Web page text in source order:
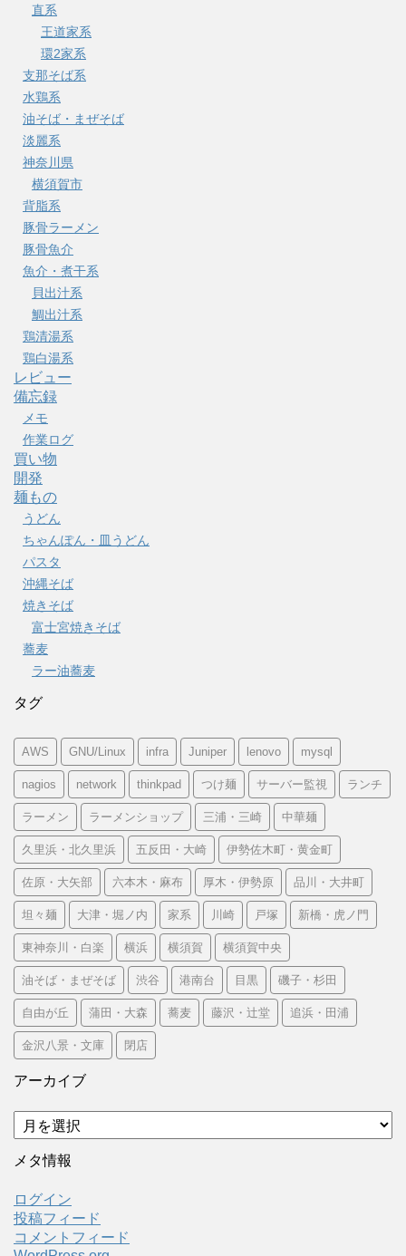
直系
王道家系
環2家系
支那そば系
水鶏系
油そば・まぜそば
淡麗系
神奈川県
横須賀市
背脂系
豚骨ラーメン
豚骨魚介
魚介・煮干系
貝出汁系
鯛出汁系
鶏清湯系
鶏白湯系
レビュー
備忘録
メモ
作業ログ
買い物
開発
麺もの
うどん
ちゃんぽん・皿うどん
パスタ
沖縄そば
焼きそば
富士宮焼きそば
蕎麦
ラー油蕎麦
タグ
AWS GNU/Linux infra Juniper lenovo mysql
nagios network thinkpad つけ麺 サーバー監視 ランチ
ラーメン ラーメンショップ 三浦・三崎 中華麺
久里浜・北久里浜 五反田・大崎 伊勢佐木町・黄金町
佐原・大矢部 六本木・麻布 厚木・伊勢原 品川・大井町
坦々麺 大津・堀ノ内 家系 川崎 戸塚 新橋・虎ノ門
東神奈川・白楽 横浜 横須賀 横須賀中央
油そば・まぜそば 渋谷 港南台 目黒 磯子・杉田
自由が丘 蒲田・大森 蕎麦 藤沢・辻堂 追浜・田浦
金沢八景・文庫 閉店
アーカイブ
ア
ー
カ
ブ
メタ情報
ログイン
投稿フィード
コメントフィード